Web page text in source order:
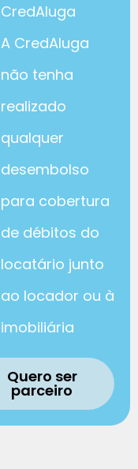
CredAluga
A CredAluga
não tenha
realizado
qualquer
desembolso
para cobertura
de débitos do
locatário junto
ao locador ou à
imobiliária
Quero ser
parceiro